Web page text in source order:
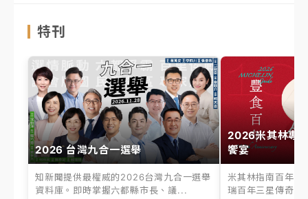
特刊
2026 台灣九合一選舉
知新聞提供最權威的2026台灣九合一選舉
資料庫。即時掌握六都縣市長、議...
2026米其林專
饗宴
米其林指南百年之
瑞百年三星傳奇、